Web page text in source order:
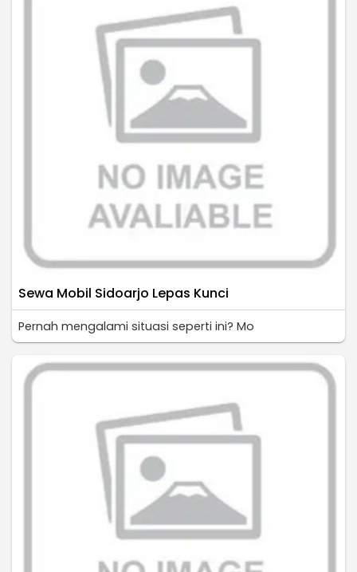
Sewa Mobil Sidoarjo Lepas Kunci
Pernah mengalami situasi seperti ini? Mo